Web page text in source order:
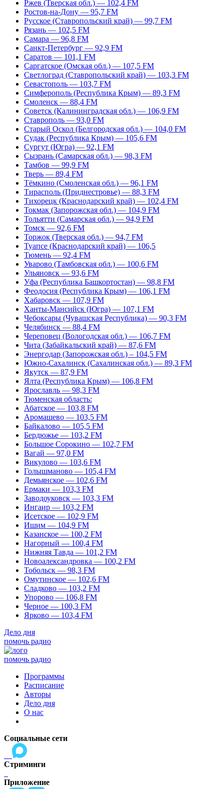
Ржев (Тверская обл.) — 102,4 FM
Ростов-на-Дону — 95,7 FM
Русское (Ставропольский край) — 99,7 FM
Рязань — 102,5 FM
Самара — 96,8 FM
Санкт-Петербург — 92,9 FM
Саратов — 101,1 FM
Саргатское (Омская обл.) — 107,5 FM
Светлоград (Ставропольский край) — 103,3 FM
Севастополь — 103,7 FM
Симферополь (Республика Крым) — 89,3 FM
Смоленск — 88,4 FM
Советск (Калининградская обл.) — 106,9 FM
Ставрополь — 93,0 FM
Старый Оскол (Белгородская обл.) — 104,0 FM
Судак (Республика Крым) — 105,6 FM
Сургут (Югра) — 92,1 FM
Сызрань (Самарская обл.) — 98,3 FM
Тамбов — 99,9 FM
Тверь — 89,4 FM
Тёмкино (Смоленская обл.) — 96,1 FM
Тирасполь (Приднестровье) — 88,3 FM
Тихорецк (Краснодарский край) — 102,4 FM
Токмак (Запорожская обл.) — 104,9 FM
Тольятти (Самарская обл.) — 94,9 FM
Томск — 92,6 FM
Торжок (Тверская обл.) — 94,7 FM
Туапсе (Краснодарский край) — 106,5
Тюмень — 92,4 FM
Уварово (Тамбовская обл.) — 100,6 FM
Ульяновск — 93,6 FM
Уфа (Республика Башкортостан) — 98,8 FM
Феодосия (Республика Крым) — 106,1 FM
Хабаровск — 107,9 FM
Ханты-Мансийск (Югра) — 107,1 FM
Чебоксары (Чувашская Республика) — 90,3 FM
Челябинск — 88,4 FM
Череповец (Вологодская обл.) — 106,7 FM
Чита (Забайкальский край) — 87,6 FM
Энергодар (Запорожская обл.) – 104,5 FM
Южно-Сахалинск (Сахалинская обл.) — 89,3 FM
Якутск — 87,9 FM
Ялта (Республика Крым) — 106,8 FM
Ярославль — 98,3 FM
Тюменская область:
Абатское — 103,8 FM
Аромашево — 103,5 FM
Байкалово — 105,5 FM
Бердюжье — 103,2 FM
Большое Сорокино — 102,7 FM
Вагай — 97,0 FM
Викулово — 103,6 FM
Голышманово — 105,4 FM
Демьянское — 102,6 FM
Ермаки — 103,3 FM
Заводоуковск — 103,3 FM
Ингаир — 103,2 FM
Исетское — 102,9 FM
Ишим — 104,9 FM
Казанское — 100,2 FM
Нагорный — 100,4 FM
Нижняя Тавда — 101,2 FM
Новоалександровка — 100,2 FM
Тобольск — 98,3 FM
Омутинское — 102,6 FM
Сладково — 103,2 FM
Упорово — 106,8 FM
Черное — 100,3 FM
Ярково — 103,4 FM
Дело дня
помочь радио
помочь радио
Программы
Расписание
Авторы
Дело дня
О нас
Социальные сети
Стриминги
Приложение